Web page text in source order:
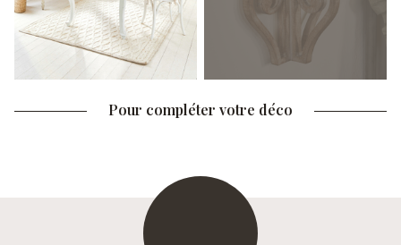
Pour compléter votre déco